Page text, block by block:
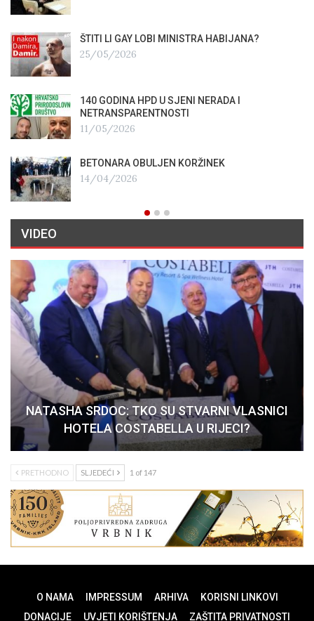
ŠTITI LI GAY LOBI MINISTRA HABIJANA?
25/05/2026
140 GODINA HPD U SJENI NERADA I
NETRANSPARENTNOSTI
11/05/2026
BETONARA OBULJEN KORŽINEK
14/04/2026
VIDEO
NATASHA SRDOC: TKO SU STVARNI VLASNICI
HOTELA COSTABELLA U RIJECI?
PRETHODNO SLJEDEĆI 1 of 147
O NAMA IMPRESSUM ARHIVA
KORISNI LINKOVI
DONACIJE
UVJETI KORIŠTENJA ZAŠTITA PRIVATNOSTI